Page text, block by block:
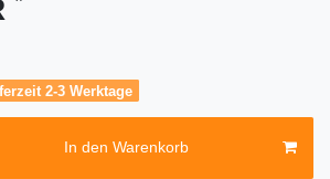
2-3 Werktage
In den Warenkorb